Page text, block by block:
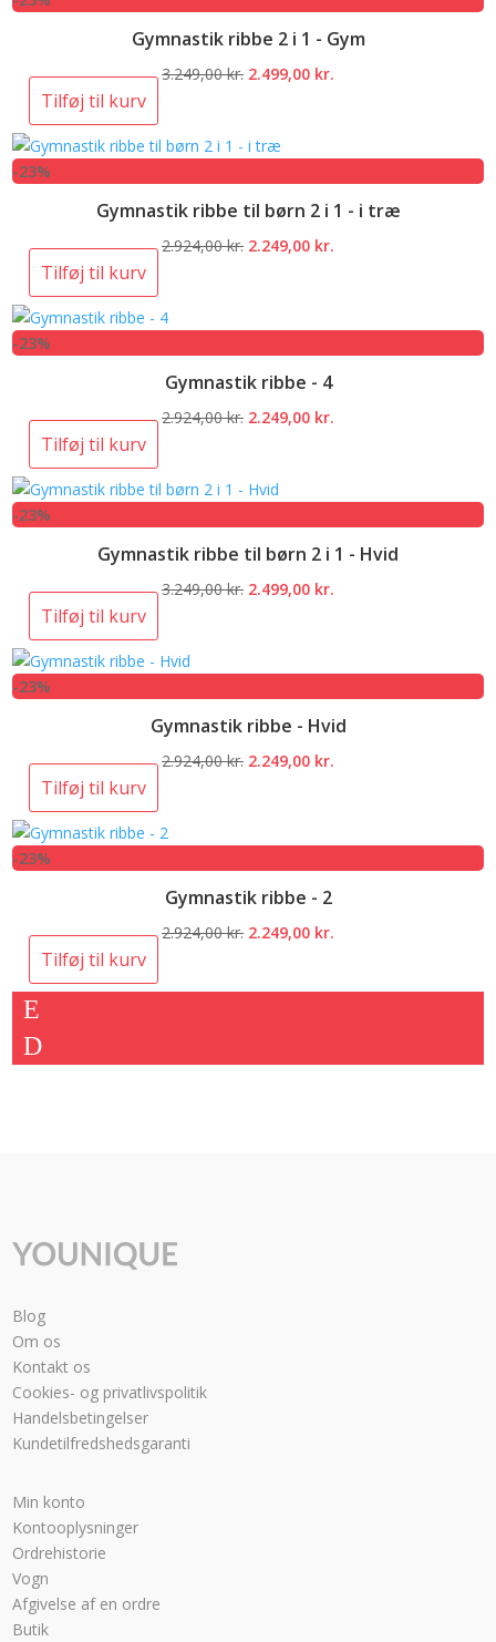
Gymnastik ribbe 2 i 1 - Gym
3.249,00kr. Den
var:
2.499,00 kr.
Tilføj til kurv
-23%
Gymnastik ribbe til børn 2 i 1 - i træ
2.924,00kr. Den
2.249,00 kr.
Tilføj til kurv
-23%
Gymnastik ribbe - 4
2.924,00kr. Den
var:
2.249,00 kr.
Tilføj til kurv
-23%
Gymnastik ribbe til børn 2 i 1 - Hvid
3.249,00kr. Den
2.499,00 kr.
Tilføj til kurv
-23%
Gymnastik ribbe - Hvid
2.924,00kr. Den
2.249,00 kr.
Tilføj til kurv
-23%
Gymnastik ribbe - 2
2.924,00kr. Den
2.249,00 kr.
Tilføj til kurv
Blog
Om os
Kontakt os
Cookies- og privatlivspolitik
Handelsbetingelser
Kundetilfredshedsgaranti
Min konto
Kontooplysninger
Ordrehistorie
Vogn
Afgivelse af en ordre
Butik